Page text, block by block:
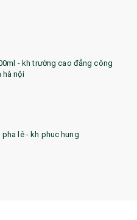
- kh trường cao đẳng công
hà nội
lê - kh phuc hung